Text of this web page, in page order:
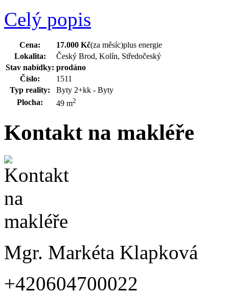
Celý popis
Cena: 17.000 Kč(za měsíc)plus energie
Lokalita:
Český Brod, Kolín, Středočeský
Stav nabídky: prodáno
Číslo:
1511
Typ reality:
Byty 2+kk - Byty
Plocha:
49 m2
Kontakt na makléře
Mgr. Markéta Klapková
+420604700022